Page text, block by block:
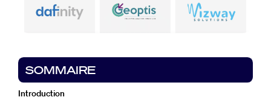
SOMMAIRE
Introduction